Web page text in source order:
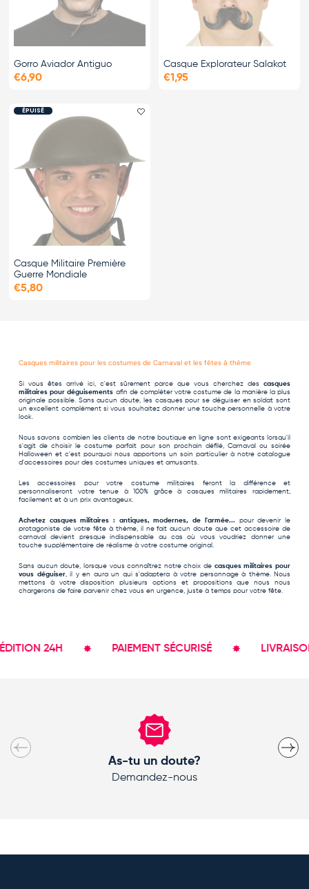
Gorro Aviador Antiguo
€6,90
Casque Explorateur Salakot
€1,95
ÉPUISÉ
Casque Militaire Première
Guerre Mondiale
€5,80
Casques militaires pour les costumes de Carnaval et les fêtes à thème
Si vous êtes arrivé ici, c'est sûrement parce que vous cherchez des casques
militaires pour déguisements afin de compléter votre costume de la manière la plus
originale possible. Sans aucun doute, les casques pour se déguiser en soldat sont
un excellent complément si vous souhaitez donner une touche personnelle à votre
look.
Nous savons combien les clients de notre boutique en ligne sont exigeants lorsqu'il
s'agit de choisir le costume parfait pour son prochain défilé, Carnaval ousoirée
Halloween et c'est pourquoi nous apportons un soin particulier à notre catalogue
d'accessoires pour des costumes uniques et amusants
Les accessoires pour votre costume militaires
feront la différence et
personnaliseront votre tenue à 100% grâce à casques militaires rapidement,
facilement et à un prix avantageux.
Achetez casques militaires : antiques, modernes, de l'armée... pour devenir le
protagoniste de votre fête à thème, il ne fait aucun doute que cet accessoire de
carnaval devient presque indispensable au cas où vous voudriez donner une
touche supplémentaire de réalisme à votre costume original
Sans aucun doute, lorsque vous connaîtrez notre choix de casques militaires pour
vous déguiser, il y en aura un qui s'adaptera à votre personnage à thème. Nous
mettons à votre disposition plusieurs options et propositions que nous nous
chargerons de faire parvenir chez vous en urgence, juste à temps pour votre fête.
24H PAIEMENT SÉCURISÉ LIVRAISON
Précédent
As-tu un doute?
Demandez-nous